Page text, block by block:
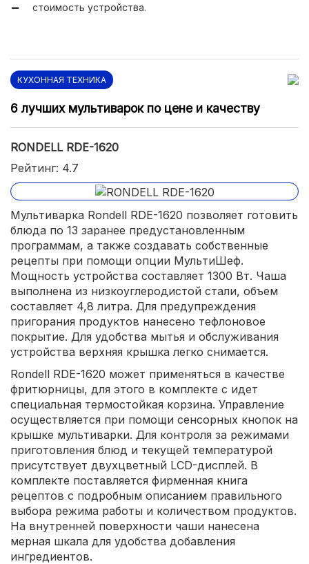
стоимость устройства.
КУХОННАЯ ТЕХНИКА
6 лучших мультиварок по цене и качеству
RONDELL RDE-1620
Рейтинг: 4.7
Мультиварка Rondell RDE-1620 позволяет готовить
блюда по 13 заранее предустановленным
программам, а также создавать собственные
рецепты при помощи опции МультиШеф.
Мощность устройства составляет 1300 Вт. Чаша
выполнена из низкоуглеродистой стали, объем
составляет 4,8 литра. Для предупреждения
пригорания продуктов нанесено тефлоновое
покрытие. Для удобства мытья и обслуживания
устройства верхняя крышка легко снимается.
Rondell RDE-1620 может применяться в качестве
фритюрницы, для этого в комплекте с идет
специальная термостойкая корзина. Управление
осуществляется при помощи сенсорных кнопок на
крышке мультиварки. Для контроля за режимами
приготовления блюд и текущей температурой
присутствует двухцветный LCD-дисплей. В
комплекте поставляется фирменная книга
рецептов с подробным описанием правильного
выбора режима работы и количеством продуктов.
На внутренней поверхности чаши нанесена
мерная шкала для удобства добавления
ингредиентов.